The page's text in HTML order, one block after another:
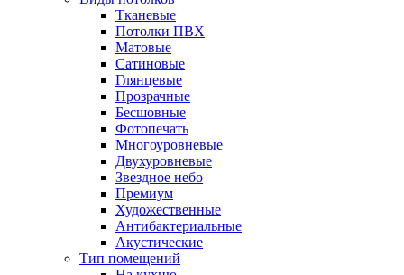
Тканевые
Потолки ПВХ
Матовые
Сатиновые
Глянцевые
Прозрачные
Бесшовные
Фотопечать
Многоуровневые
Двухуровневые
Звездное небо
Премиум
Художественные
Антибактериальные
Акустические
Тип помещений